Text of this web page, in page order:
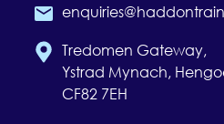
Tredomen Gateway,
Ystrad Mynach,
CF82 7EH